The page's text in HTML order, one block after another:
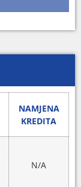
NAMJENA
KREDITA
N/A